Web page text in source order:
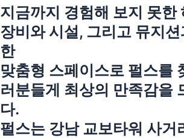
지금까지 경험해 보지 못한
장비와 시설, 그리고 뮤지
한
맞춤형 스페이스로 펄스를
러분들게 최상의 만족감을
다.
펄스는 강남 교보타워 사거